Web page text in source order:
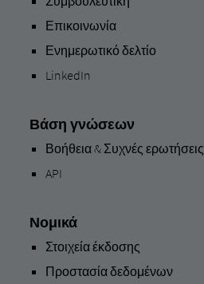
Επικοινωνία
Ενημερωτικό δελτίο
LinkedIn
Βάση γνώσεων
Βοήθεια & Συχνές ερωτήσεις
API
Νομικά
Στοιχεία έκδοσης
Προστασία δεδομένων